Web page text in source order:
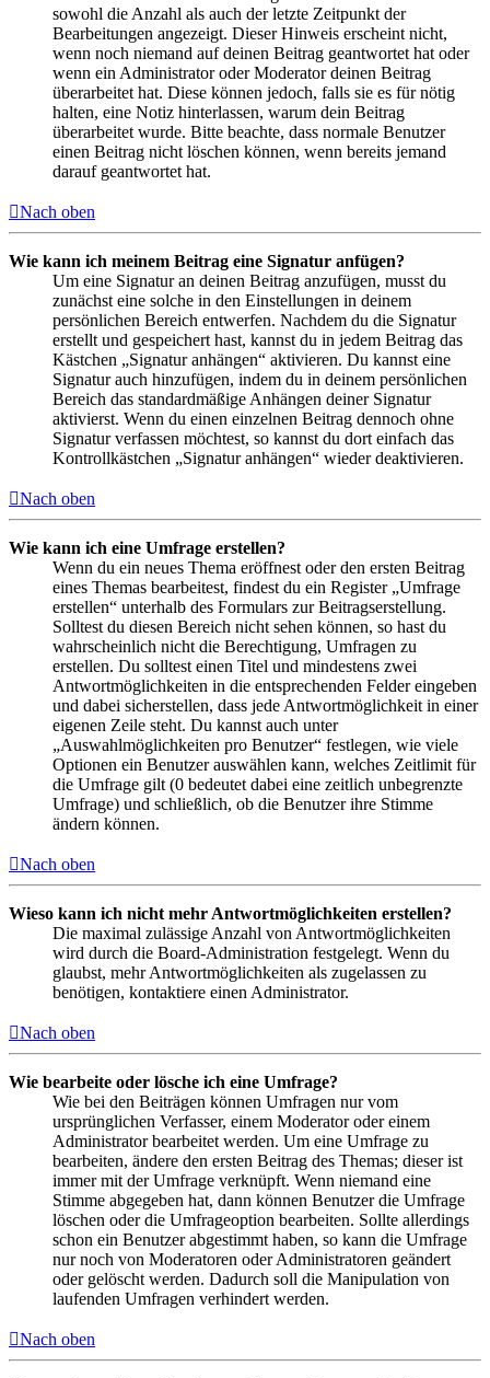
sowohl die Anzahl als auch der letzte Zeitpunkt der
Bearbeitungen angezeigt. Dieser Hinweis erscheint nicht,
wenn noch niemand auf deinen Beitrag geantwortet hat oder
wenn ein Administrator oder Moderator deinen Beitrag
überarbeitet hat. Diese können jedoch, falls sie es für nötig
halten, eine Notiz hinterlassen, warum dein Beitrag
überarbeitet wurde. Bitte beachte, dass normale Benutzer
einen Beitrag nicht löschen können, wenn bereits jemand
darauf geantwortet hat.
Nach oben
Wie kann ich meinem Beitrag eine Signatur anfügen?
Um eine Signatur an deinen Beitrag anzufügen, musst du
zunächst eine solche in den Einstellungen in deinem
persönlichen Bereich entwerfen. Nachdem du die Signatur
erstellt und gespeichert hast, kannst du in jedem Beitrag das
Kästchen „Signatur anhängen“ aktivieren. Du kannst eine
Signatur auch hinzufügen, indem du in deinem persönlichen
Bereich das standardmäßige Anhängen deiner Signatur
aktivierst. Wenn du einen einzelnen Beitrag dennoch ohne
Signatur verfassen möchtest, so kannst du dort einfach das
Kontrollkästchen „Signatur anhängen“ wieder deaktivieren.
Nach oben
Wie kann ich eine Umfrage erstellen?
Wenn du ein neues Thema eröffnest oder den ersten Beitrag
eines Themas bearbeitest, findest du ein Register „Umfrage
erstellen“ unterhalb des Formulars zur Beitragserstellung.
Solltest du diesen Bereich nicht sehen können, so hast du
wahrscheinlich nicht die Berechtigung, Umfragen zu
erstellen. Du solltest einen Titel und mindestens zwei
Antwortmöglichkeiten in die entsprechenden Felder eingeben
und dabei sicherstellen, dass jede Antwortmöglichkeit in einer
eigenen Zeile steht. Du kannst auch unter
„Auswahlmöglichkeiten pro Benutzer“ festlegen, wie viele
Optionen ein Benutzer auswählen kann, welches Zeitlimit für
die Umfrage gilt (0 bedeutet dabei eine zeitlich unbegrenzte
Umfrage) und schließlich, ob die Benutzer ihre Stimme
ändern können.
Nach oben
Wieso kann ich nicht mehr Antwortmöglichkeiten erstellen?
Die maximal zulässige Anzahl von Antwortmöglichkeiten
wird durch die Board-Administration festgelegt. Wenn du
glaubst, mehr Antwortmöglichkeiten als zugelassen zu
benötigen, kontaktiere einen Administrator.
Nach oben
Wie bearbeite oder lösche ich eine Umfrage?
Wie bei den Beiträgen können Umfragen nur vom
ursprünglichen Verfasser, einem Moderator oder einem
Administrator bearbeitet werden. Um eine Umfrage zu
bearbeiten, ändere den ersten Beitrag des Themas; dieser ist
immer mit der Umfrage verknüpft. Wenn niemand eine
Stimme abgegeben hat, dann können Benutzer die Umfrage
löschen oder die Umfrageoption bearbeiten. Sollte allerdings
schon ein Benutzer abgestimmt haben, so kann die Umfrage
nur noch von Moderatoren oder Administratoren geändert
oder gelöscht werden. Dadurch soll die Manipulation von
laufenden Umfragen verhindert werden.
Nach oben